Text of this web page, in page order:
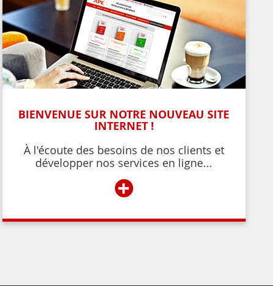
BIENVENUE SUR NOTRE NOUVEAU SITE
INTERNET !
À l'écoute des besoins de nos clients et
développer nos services en ligne...
+